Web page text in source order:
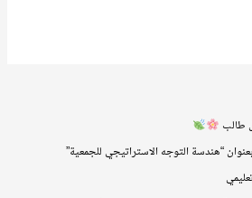
طالب
“هندسة التوجه الاستراتيجي للجمعية”